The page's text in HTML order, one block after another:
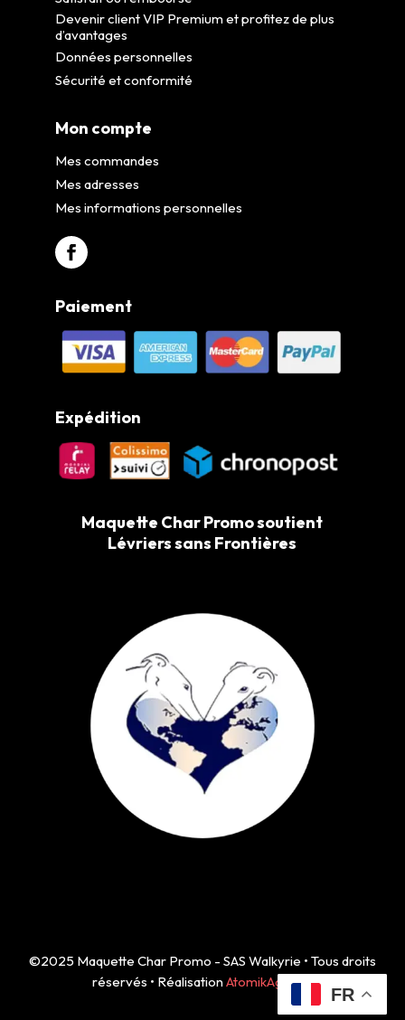
Devenir client VIP Premium et profitez de plus
d’avantages
Données personnelles
Sécurité et conformité
Mon compte
Mes commandes
Mes adresses
Mes informations personnelles
Paiement
Expédition
Maquette Char Promo soutient
Lévriers sans Frontières
©2025 Maquette Char Promo - SAS Walkyrie • Tous droits
réservés • RéalisationAtomikAgency
FR